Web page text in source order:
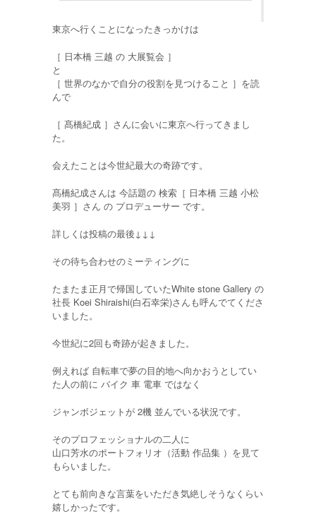
東京へ行くことになったきっかけは
［ 日本橋 三越 の 大展覧会 ］
と
［ 世界のなかで自分の役割を見つけること ］を読
んで
［ 髙橋紀成 ］さんに会いに東京へ行ってきまし
た。
会えたことは今世紀最大の奇跡です。
髙橋紀成さんは 今話題の 検索［ 日本橋 三越 小松
美羽 ］さん の プロデューサー です。
詳しくは投稿の最後↓↓↓
その待ち合わせのミーティングに
たまたま正月で帰国していたWhite stone Gallery の
社長 Koei Shiraishi(白石幸栄)さんも呼んでてくださ
いました。
今世紀に2回も奇跡が起きました。
例えれば 自転車で夢の目的地へ向かおうとしてい
た人の前に バイク 車 電車 ではなく
ジャンボジェットが 2機 並んでいる状況です。
そのプロフェッショナルの二人に
山口芳水のポートフォリオ（活動 作品集 ）を見て
もらいました。
とても前向きな言葉をいただき気絶しそうなくらい
嬉しかったです。